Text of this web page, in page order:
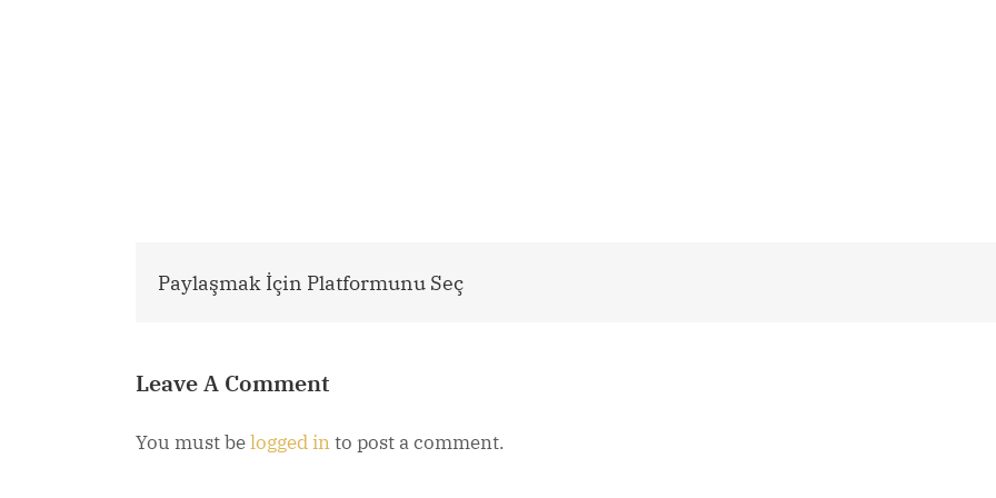
Paylaşmak İçin Platformunu Seç
Leave A Comment
You must belogged into post a comment.